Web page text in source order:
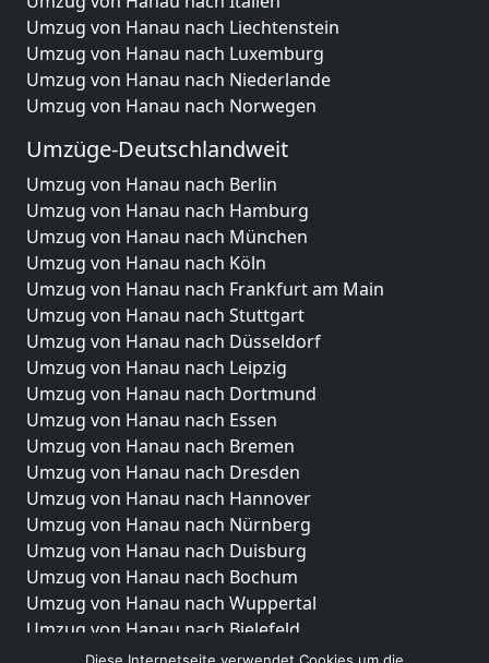
Umzug von Hanau nach Liechtenstein
Umzug von Hanau nach Luxemburg
Umzug von Hanau nach Niederlande
Umzug von Hanau nach Norwegen
Umzüge-Deutschlandweit
Umzug von Hanau nach Berlin
Umzug von Hanau nach Hamburg
Umzug von Hanau nach München
Umzug von Hanau nach Köln
Umzug von Hanau nach Frankfurt am Main
Umzug von Hanau nach Stuttgart
Umzug von Hanau nach Düsseldorf
Umzug von Hanau nach Leipzig
Umzug von Hanau nach Dortmund
Umzug von Hanau nach Essen
Umzug von Hanau nach Bremen
Umzug von Hanau nach Dresden
Umzug von Hanau nach Hannover
Umzug von Hanau nach Nürnberg
Umzug von Hanau nach Duisburg
Umzug von Hanau nach Bochum
Umzug von Hanau nach Wuppertal
Umzug von Hanau nach Bielefeld
Umzug von Hanau nach Bonn